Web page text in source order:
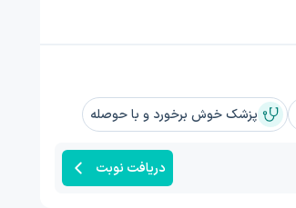
پزشک خوش برخورد و با حوصله
دریافت نوبت